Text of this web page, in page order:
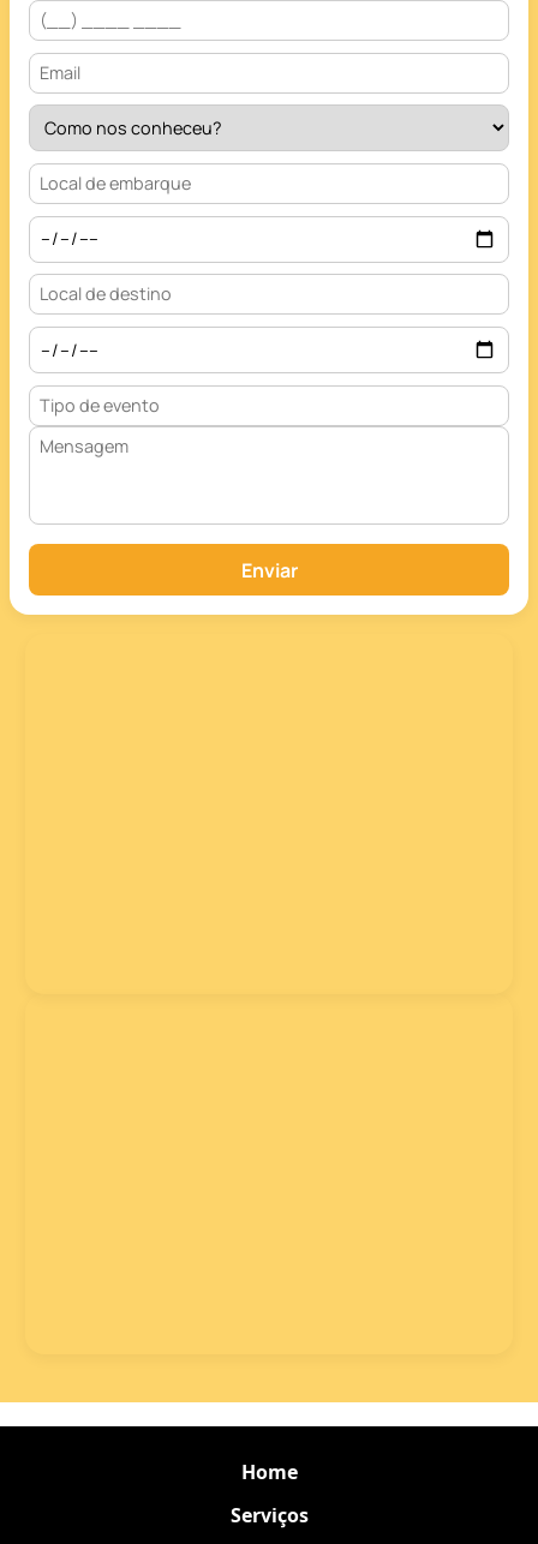
Home
Serviços